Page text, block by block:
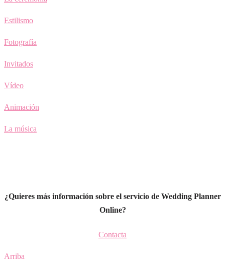
Estilismo
Fotografía
Invitados
Vídeo
Animación
La música
¿Quieres más información sobre el servicio de Wedding Planner
Online?
Contacta
Arriba